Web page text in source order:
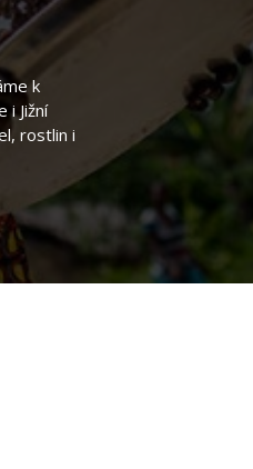
k
i Jižní
rostlin i